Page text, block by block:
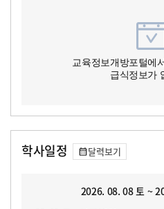
교육정보개방포털에
급식정보가
학사일정 달력보기
2026. 08. 08 토 ~